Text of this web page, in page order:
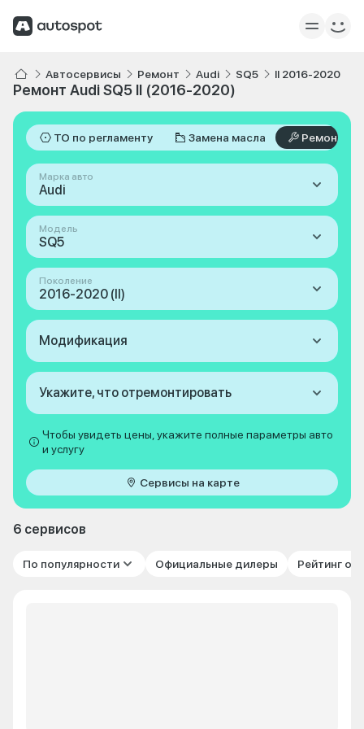
Автосервисы Ремонт Audi SQ5 II 2016-2020
Ремонт Audi SQ5 II (2016-2020)
ТО по регламенту Замена масла Ремонт
Марка авто
Audi
Модель
SQ5
Поколение
2016-2020 (II)
Модификация
Укажите, что отремонтировать
Чтобы увидеть цены, укажите полные параметры авто
и услугу
Сервисы на карте
6 сервисов
По популярности Официальные дилеры Рейтинг